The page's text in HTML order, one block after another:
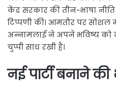
केंद्र सरकार की तीन-भाषा
टिप्पणी की। आमतौर पर सोशल
अन्नामलाई ने अपने भविष्य को
चुप्पी साध रखी है।
नई पार्टी बनाने की